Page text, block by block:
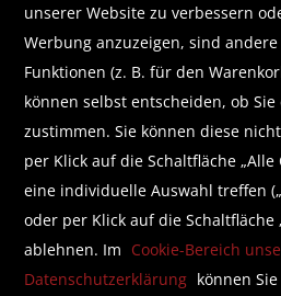
Wir helfen Ihnen
E-Mail:
Telefon:+43 (0)
Folgen Sie uns auf
unserer Website zu verbessern
Werbung anzuzeigen, sind
Funktionen (z. B. für den
können selbst entscheiden, ob
zustimmen. Sie können diese
per Klick auf die Schaltfläche „Alle
eine individuelle Auswahl treffen
oder per Klick auf die Schaltfläche
ablehnen. Im Cookie-Bereich
Datenschutzerklärung können